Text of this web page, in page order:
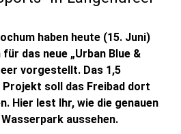
haben heute (15. Juni)
das neue „Urban Blue &
vorgestellt. Das 1,5
soll das Freibad dort
Hier lest Ihr, wie die genauen
aussehen.